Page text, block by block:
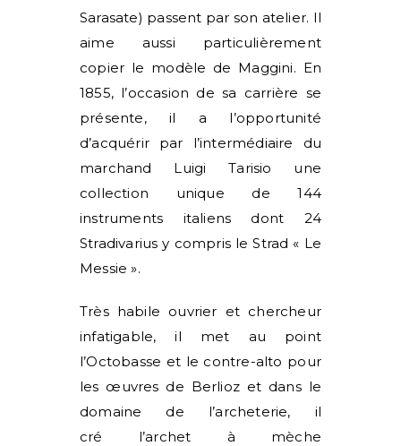
Sarasate) passent par son atelier. Il
aime aussi particulièrement
copier le modèle de Maggini. En
1855, l’occasion de sa carrière se
présente, il a l’opportunité
d’acquérir par l’intermédiaire du
marchand Luigi Tarisio une
collection unique de 144
instruments italiens dont 24
Stradivarius y compris le Strad « Le
Messie ».
Très habile ouvrier et chercheur
infatigable, il met au point
l’Octobasse et le contre-alto pour
les œuvres de Berlioz et dans le
domaine de l’archeterie, il
cré
l’archet à mèche